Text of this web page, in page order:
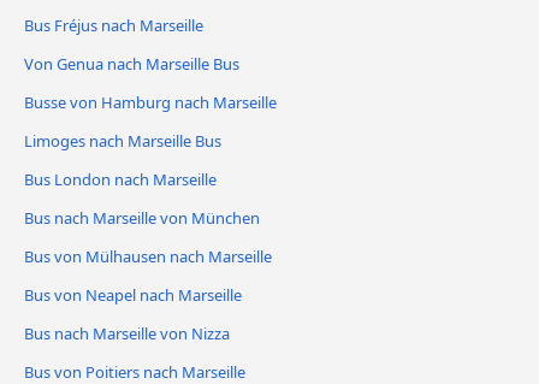
Bus Fréjus nach Marseille
Von Genua nach Marseille Bus
Busse von Hamburg nach Marseille
Limoges nach Marseille Bus
Bus London nach Marseille
Bus nach Marseille von München
Bus von Mülhausen nach Marseille
Bus von Neapel nach Marseille
Bus nach Marseille von Nizza
Bus von Poitiers nach Marseille